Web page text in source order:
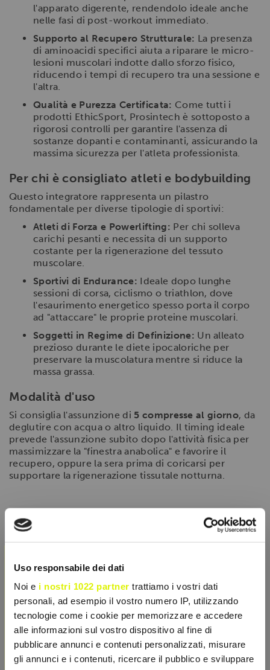
×
Uso responsabile dei dati
Noi e i nostri 1022 partner trattiamo i vostri dati
personali, ad esempio il vostro numero IP, utilizzando
tecnologie come i cookie per memorizzare e accedere
alle informazioni sul vostro dispositivo al fine di
pubblicare annunci e contenuti personalizzati, misurare
gli annunci e i contenuti, ricercare il pubblico e sviluppare
l'apparato digerente, rendendolo ideale anche
nelle fasi di post-workout immediato.
Supporto al Recupero Strutturale: La presenza
di aminoacidi specifici aiuta a riparare le micro-
lesioni muscolari indotte dallo sforzo fisico,
riducendo i tempi di recupero tra una sessione e
l'altra.
Qualità e Purezza Certificata: Come tutti i
prodotti EthicSport, Prosintech è sottoposto a
rigorosi controlli per garantire l'assenza di
sostanze dopanti e contaminanti, assicurando la
massima sicurezza per l'atleta professionista.
Per chi è consigliato atleti e bodybuilding
Questo integratore rappresenta un pilastro
fondamentale per diverse tipologie di sportivi:
Atleti di Forza e Powerlifting: Per chi solleva
carichi pesanti e necessita di un supporto
costante per la rigenerazione del tessuto
muscolare.
Sportivi di Endurance: Ideale dopo lunghe
sessioni di corsa, ciclismo o triathlon, dove
l'esaurimento energetico spesso porta il corpo
ad "attaccare" le proprie proteine muscolari.
Soggetti in Regime di Definizione: Un alleato
prezioso durante le diete ipocaloriche per
preservare la muscolatura mentre si riduce la
massa grassa.
Modalità d'uso
Si consiglia l'assunzione di 5 compresse al giorno, da
deglutire con acqua o altro liquido. Il timing ideale
prevede l'assunzione subito dopo l'attività fisica per
massimizzare la "finestra anabolica" e favorire il
recupero, oppure la sera prima di coricarsi per
supportare la rigenerazione tissutale notturna.
SCHEDA TECNICA